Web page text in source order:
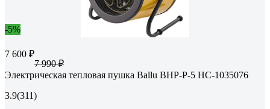
-5%
7 600 ₽
7 990 ₽
Электрическая тепловая пушка Ballu BHP-P-5 НС-1035076
3.9(311)